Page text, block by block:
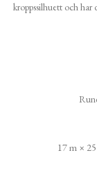
kroppssilhuett och
17 m ×